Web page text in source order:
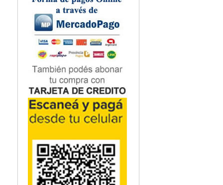
Neumología
Neuroanatomía / Neurociencia
Neurocirugía
Neurología
Nutrición
Odontología
Oftalmología
Oncología / Cuidados Paliativos
Ortopedía / Traumatología
Osteopatía
Otorrinolaringología
Podología
Psicología
Psiquiatría
Química